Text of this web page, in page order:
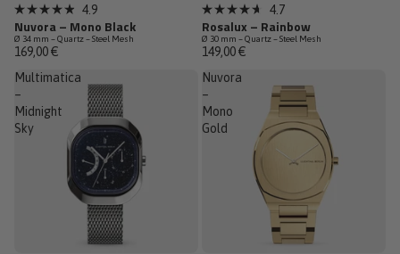
Épuisé
4.9
sur
5
étoiles
4.9
Nuvora – Mono Black
Ø 34 mm – Quartz – Steel Mesh
169,00 €
Top Vente
4.7
sur
5
étoiles
4.7
Rosalux – Rainbow
Ø 30 mm – Quartz – Steel Mesh
149,00 €
Multimatica
–
Midnight
Sky
Nuvora
–
Mono
Gold